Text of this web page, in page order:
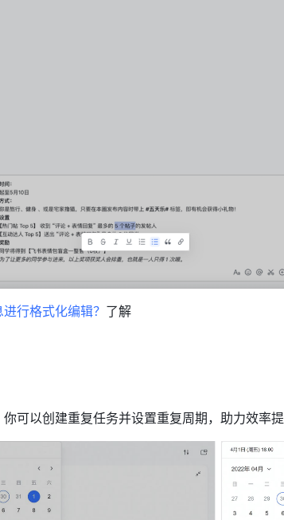
行格式化编辑？ 了解
可以创建重复任务并设置重复周期，助力效率